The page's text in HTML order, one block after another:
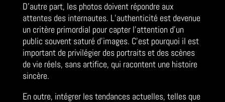
D’autre part, les photos doivent répondre aux
attentes des internautes. L’authenticité est devenue
un critère primordial pour capter l’attention d’un
public souvent saturé d’images. C’est pourquoi il est
important de privilégier des portraits et des scènes
de vie réels, sans artifice, qui racontent une histoire
sincère.
En outre, intégrer les tendances actuelles, telles que